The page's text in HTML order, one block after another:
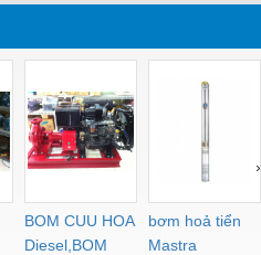
BOM CUU HOA
Diesel,BOM
bơm hoả tiển
Mastra
›